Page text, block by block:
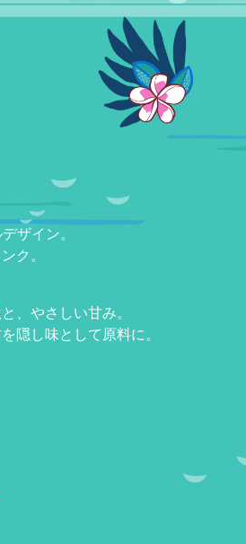
ザイン。
ク。
、やさしい甘み。
隠し味として原料に。